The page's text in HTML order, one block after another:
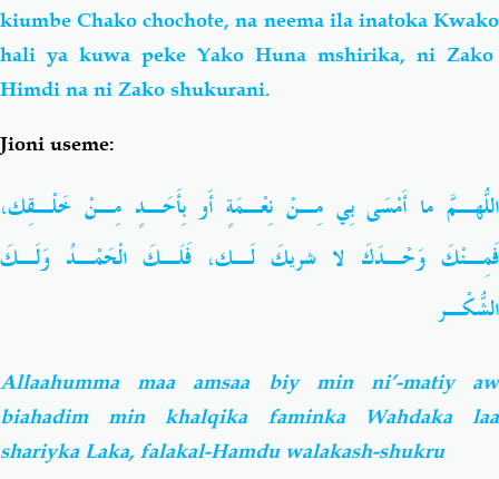
kiumbe Chako chochote, na neema ila inatoka Kwako
hali ya kuwa peke Yako Huna mshirika, ni Zako
Himdi na ni Zako shukurani.
Jioni useme:
اللّهُـمَّ ما أَمْسَى بِي مِـنْ نِعْـمَةٍ أَو بِأَحَـدٍ مِـنْ خَلْـقِك،
فَمِـنْكَ وَحْـدَكَ لا شريكَ لَـك، فَلَـكَ الْحَمْـدُ وَلَـكَ
الشُّكْـر
Allaahumma maa amsaa biy min ni’-matiy aw
biahadim min khalqika faminka Wahdaka laa
shariyka Laka, falakal-Hamdu walakash-shukru